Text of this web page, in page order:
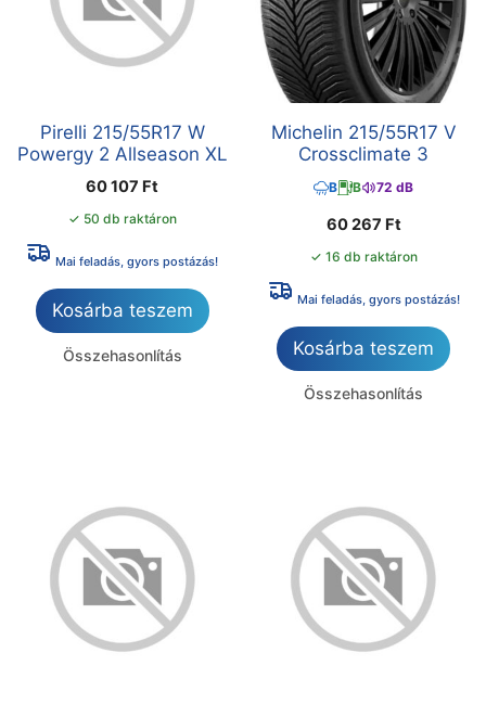
Pirelli 215/55R17 W
Powergy 2 Allseason XL
60 107 Ft
✓ 50 db raktáron
Mai feladás, gyors postázás!
Kosárba teszem
Összehasonlítás
Michelin 215/55R17 V
Crossclimate 3
B B 72 dB
60 267 Ft
✓ 16 db raktáron
Mai feladás, gyors postázás!
Kosárba teszem
Összehasonlítás